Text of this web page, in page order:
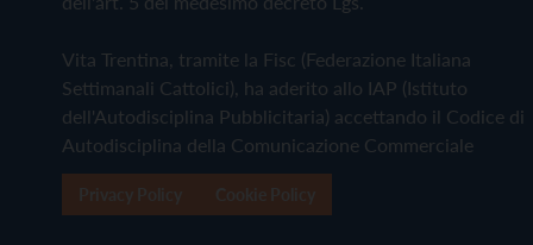
Vita Trentina, tramite la Fisc (Federazione Italiana
Settimanali Cattolici), ha aderito allo IAP (Istituto
dell'Autodisciplina Pubblicitaria) accettando il Codice di
Autodisciplina della Comunicazione Commerciale